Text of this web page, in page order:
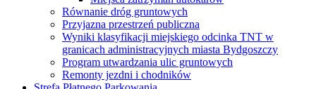
Równanie dróg gruntowych
Przyjazna przestrzeń publiczna
Wyniki klasyfikacji miejskiego odcinka TNT w
granicach administracyjnych miasta Bydgoszczy
Program utwardzania ulic gruntowych
Remonty jezdni i chodników